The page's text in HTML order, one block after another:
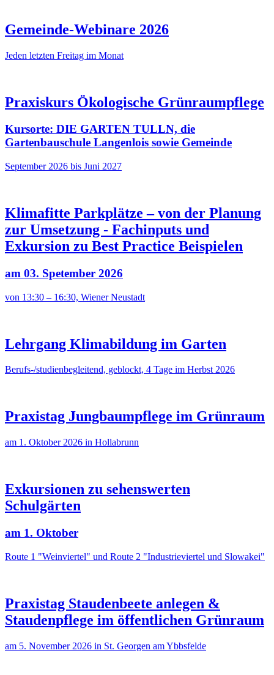
Gemeinde-Webinare 2026
Jeden letzten Freitag im Monat
Praxiskurs Ökologische Grünraumpflege
Kursorte: DIE GARTEN TULLN, die
Gartenbauschule Langenlois sowie Gemeinde
September 2026 bis Juni 2027
Klimafitte Parkplätze – von der Planung
zur Umsetzung - Fachinputs und
Exkursion zu Best Practice Beispielen
am 03. Spetember 2026
von 13:30 – 16:30, Wiener Neustadt
Lehrgang Klimabildung im Garten
Berufs-/studienbegleitend, geblockt, 4 Tage im Herbst 2026
Praxistag Jungbaumpflege im Grünraum
am 1. Oktober 2026 in Hollabrunn
Exkursionen zu sehenswerten
Schulgärten
am 1. Oktober
Route 1 "Weinviertel" und Route 2 "Industrieviertel und Slowakei"
Praxistag Staudenbeete anlegen &
Staudenpflege im öffentlichen Grünraum
am 5. November 2026 in St. Georgen am Ybbsfelde